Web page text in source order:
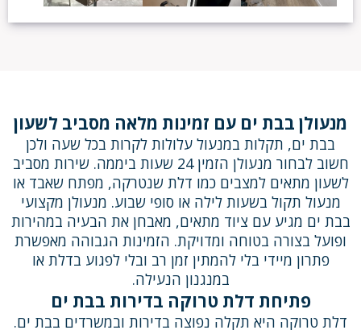
מנעולן בבת ים עם זמינות מלאה מסביב לשעון
בבת ים, תקלות במנעול עלולות לקרות בכל שעה ולכן
חשוב לבחור מנעולן הזמין 24 שעות ביממה. שירות מסביב
לשעון מתאים למצבים כמו דלת שנטרקה, מפתח שאבד או
מנעול תקול בשעות לילה או סופי שבוע. מנעולן מקצועי
בבת ים מגיע עם ציוד מתאים, מאבחן את הבעיה במהירות
ופועל בצורה בטוחה ומדויקת. הזמינות הגבוהה מאפשרת
פתרון מיידי בלי להמתין זמן רב ובלי לפגוע בדלת או
במנגנון הנעילה.
פתיחת דלת טרוקה בדירות בבת ים
דלת טרוקה היא תקלה נפוצה בדירות ובמשרדים בבת ים.